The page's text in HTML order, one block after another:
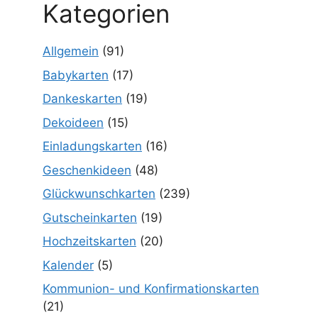
Kategorien
Allgemein (91)
Babykarten (17)
Dankeskarten (19)
Dekoideen (15)
Einladungskarten (16)
Geschenkideen (48)
Glückwunschkarten (239)
Gutscheinkarten (19)
Hochzeitskarten (20)
Kalender (5)
Kommunion- und Konfirmationskarten
(21)